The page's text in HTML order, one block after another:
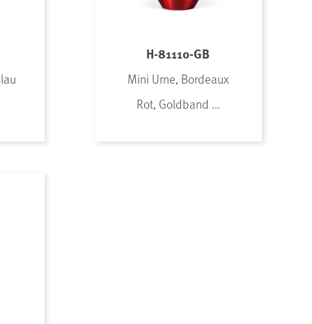
H-81110-GB
Mini Urne, Bordeaux
Rot, Goldband ...